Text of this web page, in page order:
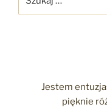
Jestem
pięknie